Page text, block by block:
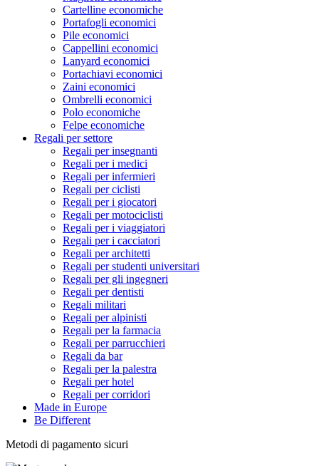
Cartelline economiche
Portafogli economici
Pile economici
Cappellini economici
Lanyard economici
Portachiavi economici
Zaini economici
Ombrelli economici
Polo economiche
Felpe economiche
Regali per settore
Regali per insegnanti
Regali per i medici
Regali per infermieri
Regali per ciclisti
Regali per i giocatori
Regali per motociclisti
Regali per i viaggiatori
Regali per i cacciatori
Regali per architetti
Regali per studenti universitari
Regali per gli ingegneri
Regali per dentisti
Regali militari
Regali per alpinisti
Regali per la farmacia
Regali per parrucchieri
Regali da bar
Regali per la palestra
Regali per hotel
Regali per corridori
Made in Europe
Be Different
Metodi di pagamento sicuri